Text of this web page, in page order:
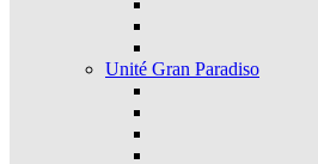
Unité Gran Paradiso